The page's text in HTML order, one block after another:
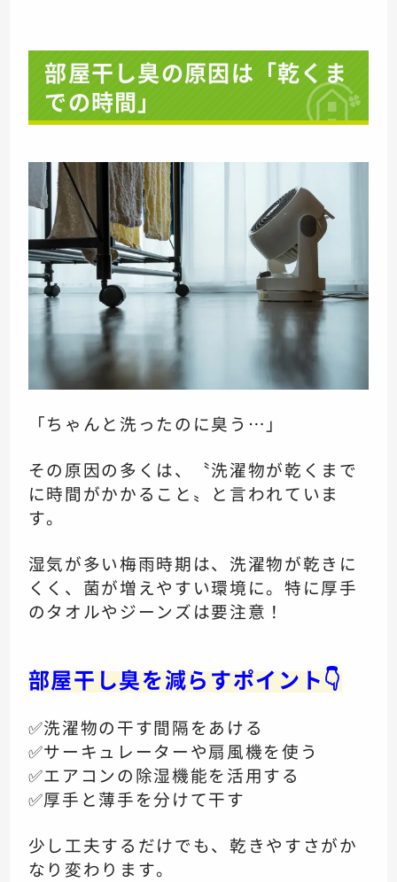
部屋干し臭の原因は「乾くま
での時間」
「ちゃんと洗ったのに臭う…」
その原因の多くは、〝洗濯物が乾くまで
に時間がかかること〟と言われていま
す。
湿気が多い梅雨時期は、洗濯物が乾きに
くく、菌が増えやすい環境に。特に厚手
のタオルやジーンズは要注意！
部屋干し臭を減らすポイント👇
✅洗濯物の干す間隔をあける
✅サーキュレーターや扇風機を使う
✅エアコンの除湿機能を活用する
✅厚手と薄手を分けて干す
少し工夫するだけでも、乾きやすさがか
なり変わります。